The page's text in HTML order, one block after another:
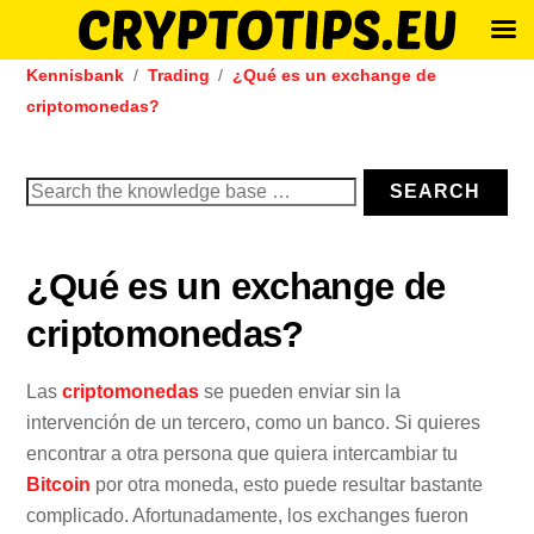
SkipKennisbank Trading
¿Qué es un exchange de
criptomonedas?
Search
SEARCH
¿Qué es un exchange de
criptomonedas?
Lascriptomonedas se pueden enviar sin la
intervención de un tercero, como un banco. Si quieres
encontrar a otra persona que quiera intercambiar tu
Bitcoin por otra moneda, esto puede resultar bastante
complicado. Afortunadamente, los exchanges fueron